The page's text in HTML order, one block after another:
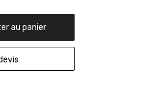
au panier